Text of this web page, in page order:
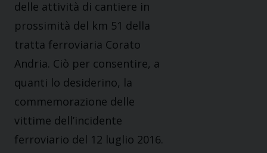
delle attività di cantiere in
prossimità del km 51 della
tratta ferroviaria Corato
Andria. Ciò per consentire, a
quanti lo desiderino, la
commemorazione delle
vittime dell’incidente
ferroviario del 12 luglio 2016.